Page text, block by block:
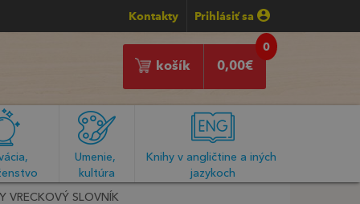
Kontakty Prihlásiť sa
0
0,00€
košík
Umenie,
kultúra
Knihy v angličtine a iných
jazykoch
VRECKOVÝ SLOVNÍK